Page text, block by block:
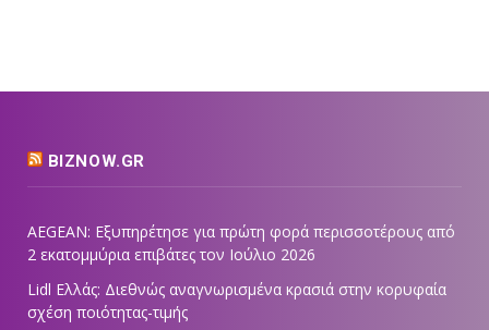
BIZNOW.GR
AEGEAN: Εξυπηρέτησε για πρώτη φορά περισσοτέρους από
2 εκατομμύρια επιβάτες τον Ιούλιο 2026
Lidl Ελλάς: Διεθνώς αναγνωρισμένα κρασιά στην κορυφαία
σχέση ποιότητας-τιμής